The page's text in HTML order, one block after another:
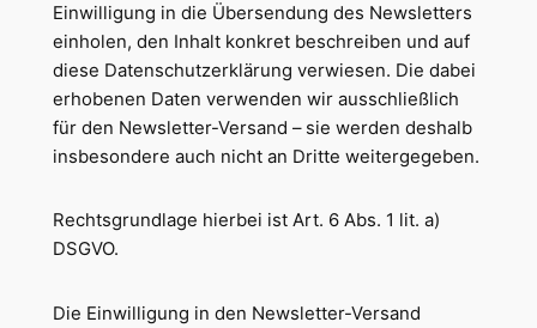
Einwilligung in die Übersendung des Newsletters
einholen, den Inhalt konkret beschreiben und auf
diese Datenschutzerklärung verwiesen. Die dabei
erhobenen Daten verwenden wir ausschließlich
für den Newsletter-Versand – sie werden deshalb
insbesondere auch nicht an Dritte weitergegeben.
Rechtsgrundlage hierbei ist Art. 6 Abs. 1 lit. a)
DSGVO.
Die Einwilligung in den Newsletter-Versand